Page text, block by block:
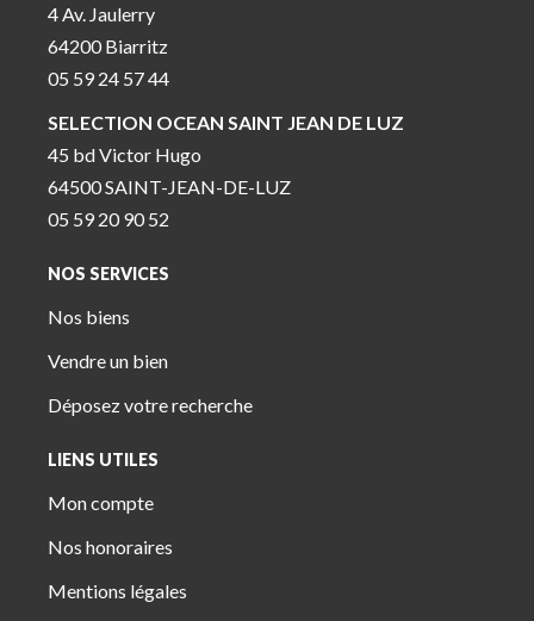
4 Av. Jaulerry
64200 Biarritz
05 59 24 57 44
SELECTION OCEAN SAINT JEAN DE LUZ
45 bd Victor Hugo
64500 SAINT-JEAN-DE-LUZ
05 59 20 90 52
NOS SERVICES
Nos biens
Vendre un bien
Déposez votre recherche
LIENS UTILES
Mon compte
Nos honoraires
Mentions légales